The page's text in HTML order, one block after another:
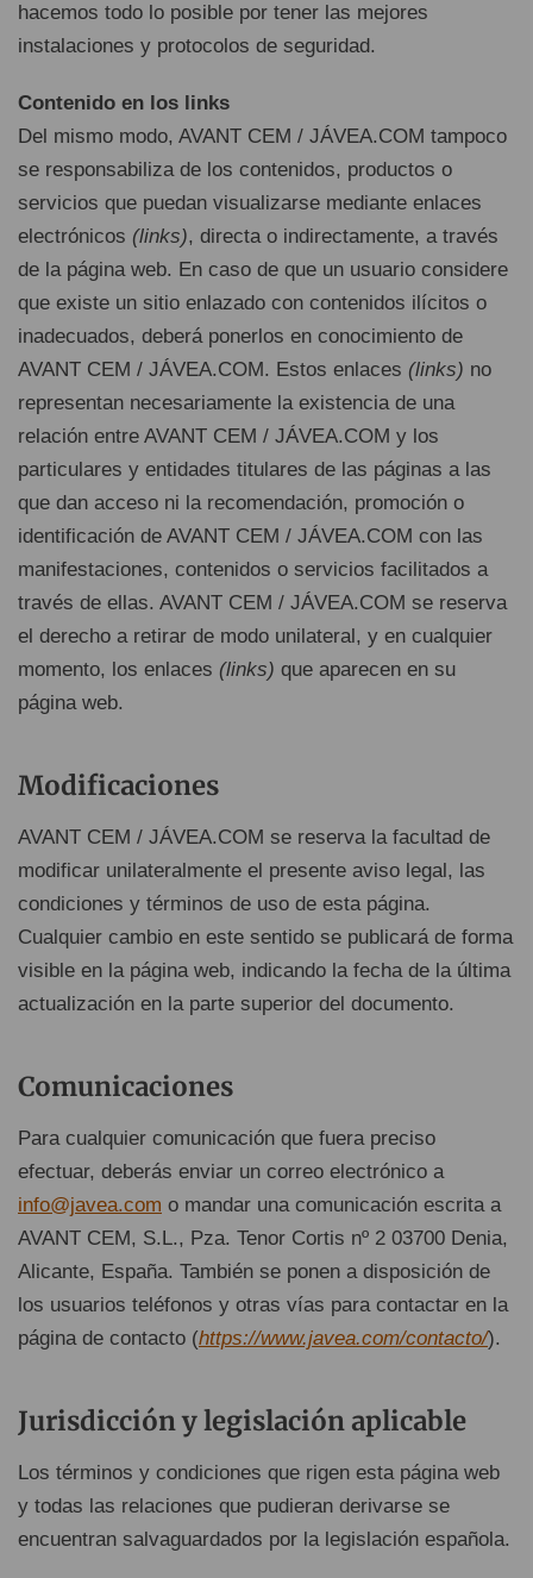
hacemos todo lo posible por tener las mejores
instalaciones y protocolos de seguridad.
Contenido en los links
Del mismo modo, AVANT CEM / JÁVEA.COM tampoco
se responsabiliza de los contenidos, productos o
servicios que puedan visualizarse mediante enlaces
electrónicos (links), directa o indirectamente, a través
de la página web. En caso de que un usuario considere
que existe un sitio enlazado con contenidos ilícitos o
inadecuados, deberá ponerlos en conocimiento de
AVANT CEM / JÁVEA.COM. Estos enlaces (links) no
representan necesariamente la existencia de una
relación entre AVANT CEM / JÁVEA.COM y los
particulares y entidades titulares de las páginas a las
que dan acceso ni la recomendación, promoción o
identificación de AVANT CEM / JÁVEA.COM con las
manifestaciones, contenidos o servicios facilitados a
través de ellas. AVANT CEM / JÁVEA.COM se reserva
el derecho a retirar de modo unilateral, y en cualquier
momento, los enlaces (links) que aparecen en su
página web.
Modificaciones
AVANT CEM / JÁVEA.COM se reserva la facultad de
modificar unilateralmente el presente aviso legal, las
condiciones y términos de uso de esta página.
Cualquier cambio en este sentido se publicará de forma
visible en la página web, indicando la fecha de la última
actualización en la parte superior del documento.
Comunicaciones
Para cualquier comunicación que fuera preciso
efectuar, deberás enviar un correo electrónico a
info@javea.com o mandar una comunicación escrita a
AVANT CEM, S.L., Pza. Tenor Cortis nº 2 03700 Denia,
Alicante, España. También se ponen a disposición de
los usuarios teléfonos y otras vías para contactar en la
página de contacto (https://www.javea.com/contacto/).
Jurisdicción y legislación aplicable
Los términos y condiciones que rigen esta página web
y todas las relaciones que pudieran derivarse se
encuentran salvaguardados por la legislación española.